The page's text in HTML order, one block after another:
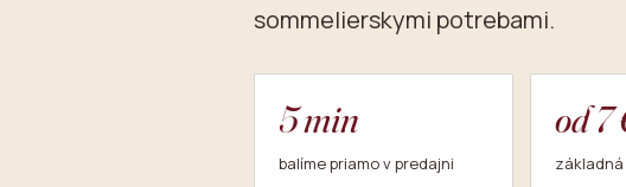
sommelierskymi potrebami.
5 min
balíme priamo v predajni
od 7